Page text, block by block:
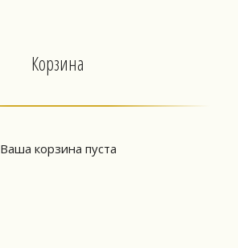
Корзина
Ваша корзина пуста